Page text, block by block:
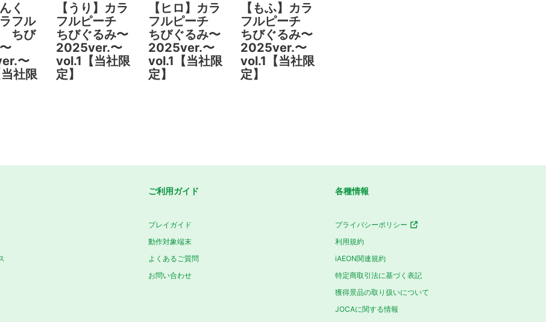
く
フル
ちび
〜
社限
【うり】カラ
フルピーチ
ちびぐるみ〜
2025ver.〜
vol.1【当社限
定】
【ヒロ】カラ
フルピーチ
ちびぐるみ〜
2025ver.〜
vol.1【当社限
定】
【もふ】カラ
フルピーチ
ちびぐるみ〜
2025ver.〜
vol.1【当社限
定】
ご利用ガイド
プレイガイド
動作対象端末
よくあるご質問
お問い合わせ
各種情報
プライバシーポリシー
利用規約
iAEON関連規約
特定商取引法に基づく表記
獲得景品の取り扱いについて
JOCAに関する情報